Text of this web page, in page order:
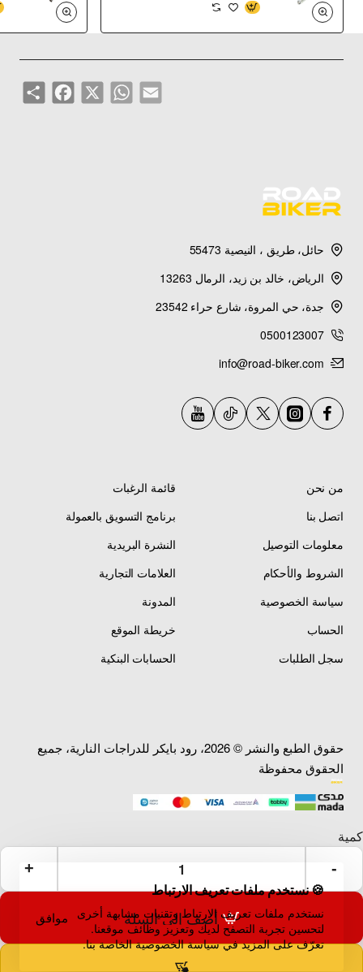
🍪 نستخدم ملفات تعريف الارتباط
نستخدم ملفات تعريف الارتباط وتقنيات مشابهة أخرى
لتحسين تجربة التصفح لديك وتعزيز وظائف موقعنا.
تعرّف على المزيد في سياسة الخصوصية الخاصة بنا.
موافق أضف إلى السلة
Share
Facebook X
WhatsApp Email
حائل، طريق ، النيصية 55473
الرياض، خالد بن زيد، الرمال 13263
جدة، حي المروة، شارع حراء 23542
0500123007
info@road-biker.com
من نحن
اتصل بنا
معلومات التوصيل
الشروط والأحكام
سياسة الخصوصية
الحساب
سجل الطلبات
قائمة الرغبات
برنامج التسويق بالعمولة
النشرة البريدية
العلامات التجارية
المدونة
خريطة الموقع
الحسابات البنكية
حقوق الطبع والنشر © 2026، رود بايكر للدراجات النارية، جميع
الحقوق محفوظة